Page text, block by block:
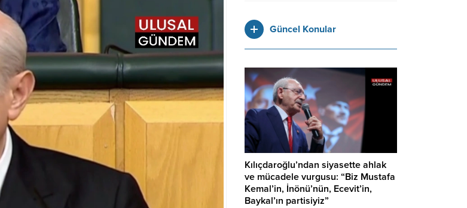
Güncel Konular
Kılıçdaroğlu’ndan siyasette ahlak
ve mücadele vurgusu: “Biz Mustafa
Kemal’in, İnönü’nün, Ecevit’in,
Baykal’ın partisiyiz”